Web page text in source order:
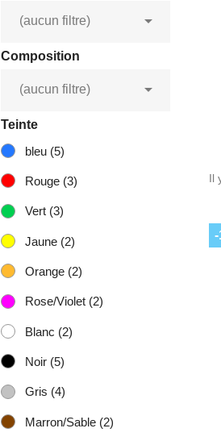
(aucun filtre) 
Composition
(aucun filtre) 
Teinte
bleu (5)
Rouge (3)
Vert (3)
Jaune (2)
Orange (2)
Rose/Violet (2)
Blanc (2)
Noir (5)
Gris (4)
Marron/Sable (2)
Il
-